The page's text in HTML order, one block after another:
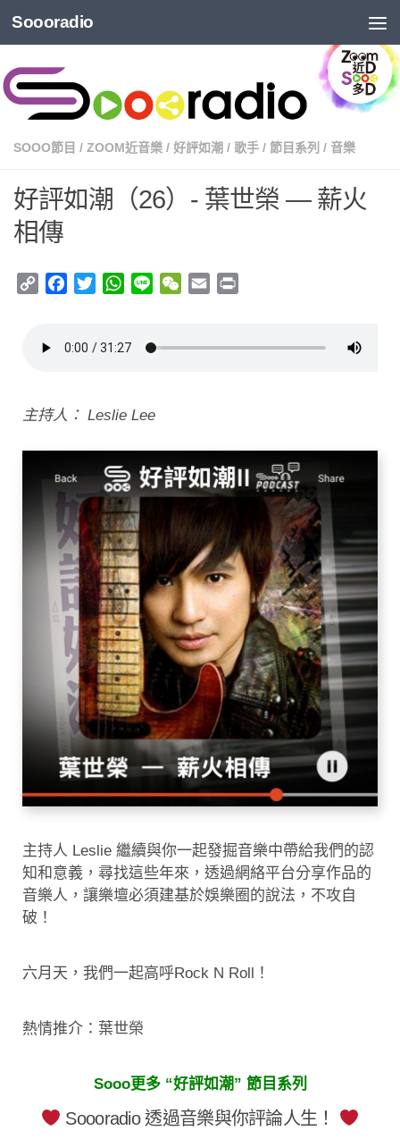
Soooradio
SOOO節目 / ZOOM近音樂 / 好評如潮 / 歌手 / 節目系列 / 音樂
好評如潮（26）- 葉世榮 — 薪火
相傳
Copy
Facebook
TwitterWhatsApp
Line WeChat
Email
主持人： Leslie Lee
主持人 Leslie 繼續與你一起發掘音樂中帶給我們的認
知和意義，尋找這些年來，透過網絡平台分享作品的
音樂人，讓樂壇必須建基於娛樂圈的說法，不攻自
破！
六月天，我們一起高呼Rock N Roll！
熱情推介：葉世榮
Sooo更多 “好評如潮” 節目系列
Soooradio 透過音樂與你評論人生！